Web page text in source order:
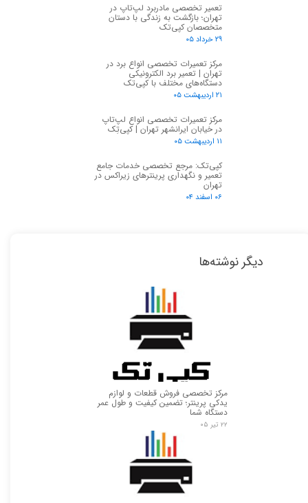
تعمیر تخصصی مادربرد لپ‌تاپ در
تهران؛ بازگشت به زندگی با دستان
متخصصان کپی‌تک
۲۹ خرداد ۰۵
مرکز تعمیرات تخصصی انواع برد در
تهران | تعمیر برد الکترونیکی
دستگاه‌های مختلف با کپی‌تک
۲۱ اردیبهشت ۰۵
مرکز تعمیرات تخصصی انواع لپ‌تاپ
در خیابان ایرانشهر تهران | کپی‌تِک
۱۱ اردیبهشت ۰۵
کپی‌تک: مرجع تخصصی خدمات جامع
تعمیر و نگهداری پرینترهای زیراکس در
تهران
۰۶ اسفند ۰۴
دیگر نوشته‌ها
مرکز تخصصی فروش قطعات و لوازم
یدکی پرینتر؛ تضمین کیفیت و طول عمر
دستگاه شما
۲۲ تیر ۰۵